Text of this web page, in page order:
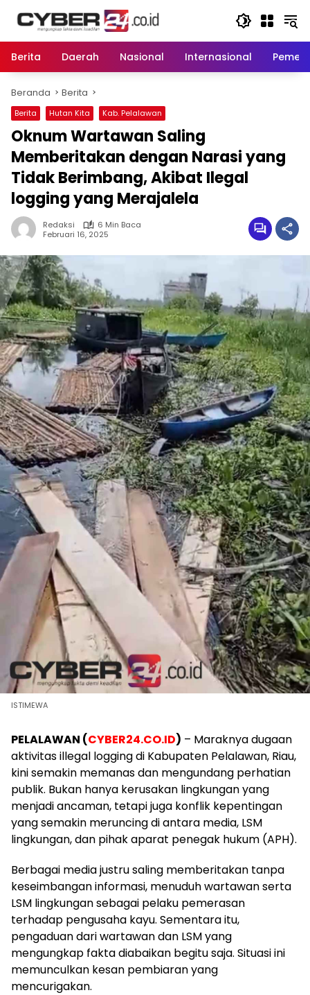
Berita
Daerah Nasional Internasional
Beranda Berita
Berita Hutan Kita Kab. Pelalawan
Oknum Wartawan Saling
Memberitakan dengan Narasi yang
Tidak Berimbang, Akibat Ilegal
logging yang Merajalela
Redaksi
6 Min Baca
Februari 16, 2025
ISTIMEWA
PELALAWAN (CYBER24.CO.ID) – Maraknya dugaan
aktivitas illegal logging di Kabupaten Pelalawan, Riau,
kini semakin memanas dan mengundang perhatian
publik. Bukan hanya kerusakan lingkungan yang
menjadi ancaman, tetapi juga konflik kepentingan
yang semakin meruncing di antara media, LSM
lingkungan, dan pihak aparat penegak hukum (APH).
Berbagai media justru saling memberitakan tanpa
keseimbangan informasi, menuduh wartawan serta
LSM lingkungan sebagai pelaku pemerasan
terhadap pengusaha kayu. Sementara itu,
pengaduan dari wartawan dan LSM yang
mengungkap fakta diabaikan begitu saja. Situasi ini
memunculkan kesan pembiaran yang
mencurigakan.